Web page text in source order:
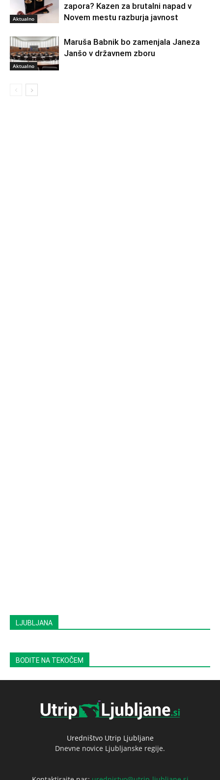
Aktualno
zapora? Kazen za brutalni napad v
Novem mestu razburja javnost
Aktualno
Maruša Babnik bo zamenjala Janeza
Janšo v državnem zboru
LJUBLJANA
BODITE NA TEKOČEM
Uredništvo Utrip Ljubljane
Dnevne novice Ljubljanske regije.